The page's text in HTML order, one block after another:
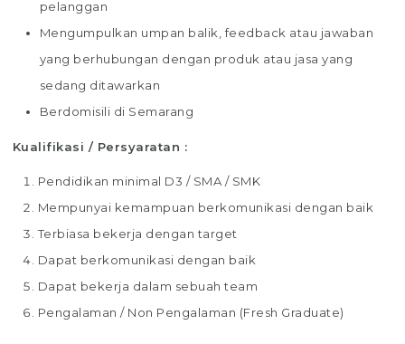
pelanggan
Mengumpulkan umpan balik, feedback atau jawaban
yang berhubungan dengan produk atau jasa yang
sedang ditawarkan
Berdomisili di Semarang
Kualifikasi / Persyaratan :
Pendidikan minimal D3 / SMA / SMK
Mempunyai kemampuan berkomunikasi dengan baik
Terbiasa bekerja dengan target
Dapat berkomunikasi dengan baik
Dapat bekerja dalam sebuah team
Pengalaman / Non Pengalaman (Fresh Graduate)